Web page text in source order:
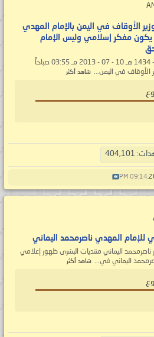
الأوقاف في اليمن بالإمام المهدي
يكون مفكر إسلامي وليس الإمام
الإمام ناصر محمد اليماني 01 - 09 - 1434 هـ 10 - 07 - 2013 مـ 03:55 صباحاً
الأوقاف في اليمن... شاهد أكثر
404,101
09:14 PM
للإمام المهدي ناصرمحمد اليماني
اليماني منتديات البشرى ظهور إعلامي
اليماني في... شاهد أكثر